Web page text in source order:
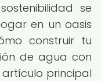
se
en un oasis
construir tu
de agua con
principal